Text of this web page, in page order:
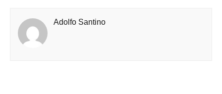
Adolfo Santino